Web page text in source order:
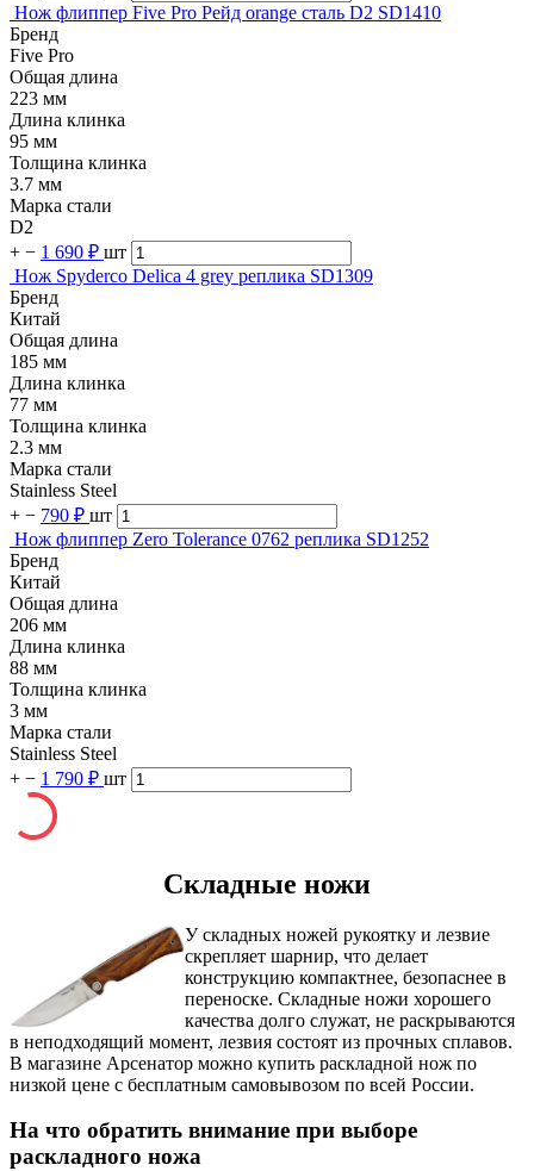
Нож флиппер Five Pro Рейд orange сталь D2 SD1410
Бренд
Five Pro
Общая длина
223 мм
Длина клинка
95 мм
Толщина клинка
3.7 мм
Марка стали
D2
+ − 1 690 ₽ шт
Нож Spyderco Delica 4 grey реплика SD1309
Бренд
Китай
Общая длина
185 мм
Длина клинка
77 мм
Толщина клинка
2.3 мм
Марка стали
Stainless Steel
+ − 790 ₽ шт
Нож флиппер Zero Tolerance 0762 реплика SD1252
Бренд
Китай
Общая длина
206 мм
Длина клинка
88 мм
Толщина клинка
3 мм
Марка стали
Stainless Steel
+ − 1 790 ₽ шт
Складные ножи
У складных ножей рукоятку и лезвие
скрепляет шарнир, что делает
конструкцию компактнее, безопаснее в
переноске. Складные ножи хорошего
качества долго служат, не раскрываются
в неподходящий момент, лезвия состоят из прочных сплавов.
В магазине Арсенатор можно купить раскладной нож по
низкой цене с бесплатным самовывозом по всей России.
На что обратить внимание при выборе
раскладного ножа